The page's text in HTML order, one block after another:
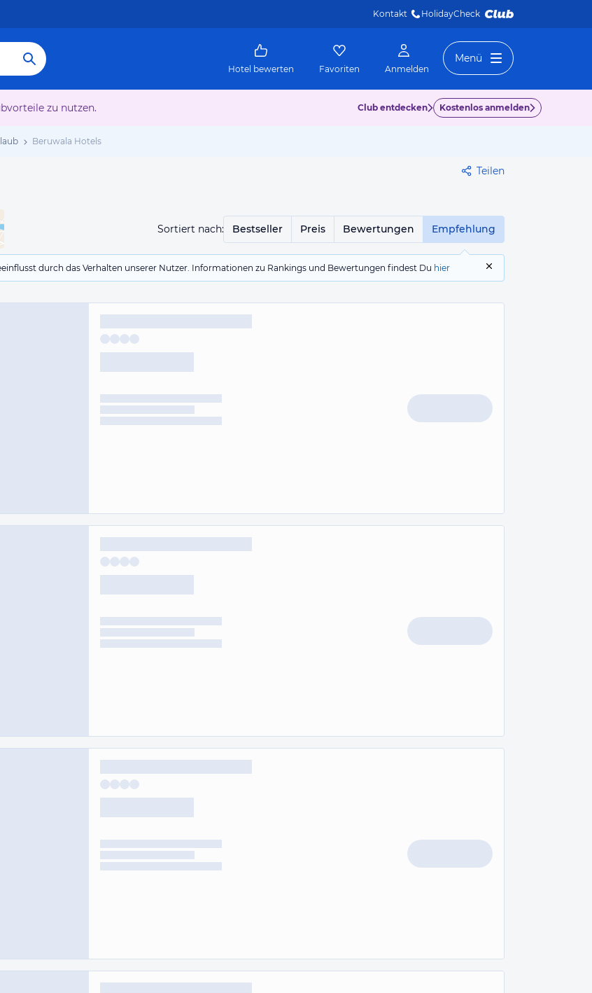
Kontakt HolidayCheck
Hotel bewerten Favoriten Anmelden
Menü
zu nutzen. Club entdecken Kostenlos anmelden
Beruwala Hotels
Teilen
Sortiert nach: Bestseller Preis Bewertungen Empfehlung
durch das Verhalten unserer Nutzer. Informationen zu Rankings und Bewertungen findest Du hier